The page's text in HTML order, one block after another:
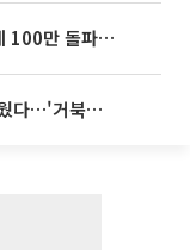
놀란 감독 '오디세이', 개봉 4일 만에 100만 돌파⋯'왕사남' 보다 빠르다
'불명' 문세윤, 故 터틀맨 빈자리 채웠다…'거북이' 눈물의 최종 우승